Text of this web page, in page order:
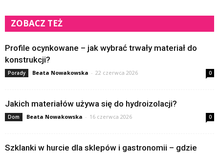
ZOBACZ TEŻ
Profile ocynkowane – jak wybrać trwały materiał do
konstrukcji?
Porady Beata Nowakowska - 22 czerwca 2026 0
Jakich materiałów używa się do hydroizolacji?
Dom Beata Nowakowska - 16 czerwca 2026 0
Szklanki w hurcie dla sklepów i gastronomii – gdzie